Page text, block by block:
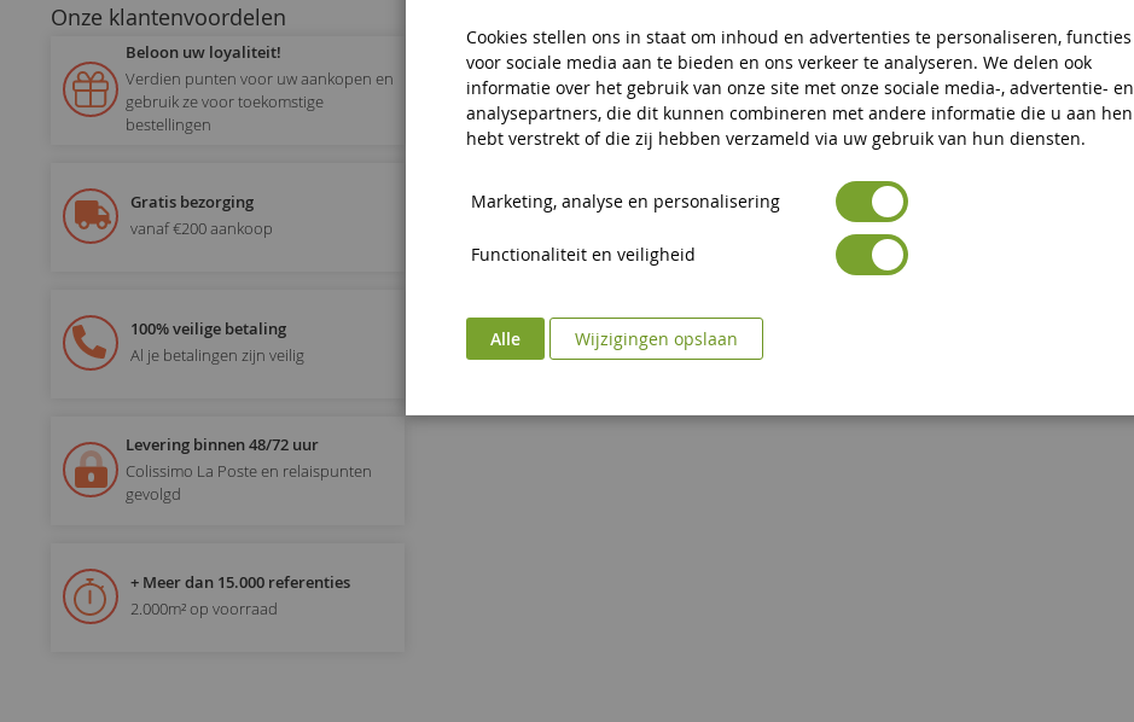
€ 49,90
In Winkelwagen
€ 34,90
In Winkelwagen
Onze klantenvoordelen
Beloon uw loyaliteit!
Verdien punten voor uw aankopen en
gebruik ze voor toekomstige
bestellingen
Gratis bezorging
vanaf €200 aankoop
100% veilige betaling
Al je betalingen zijn veilig
Levering binnen 48/72 uur
Colissimo La Poste en relaispunten
gevolgd
+ Meer dan 15.000 referenties
2.000m² op voorraad
Cookies stellen ons in staat om inhoud en advertenties te personaliseren, functies
voor sociale media aan te bieden en ons verkeer te analyseren. We delen ook
informatie over het gebruik van onze site met onze sociale media-, advertentie- en
analysepartners, die dit kunnen combineren met andere informatie die u aan hen
hebt verstrekt of die zij hebben verzameld via uw gebruik van hun diensten.
Marketing, analyse en personalisering
Functionaliteit en veiligheid
Alle Wijzigingen opslaan